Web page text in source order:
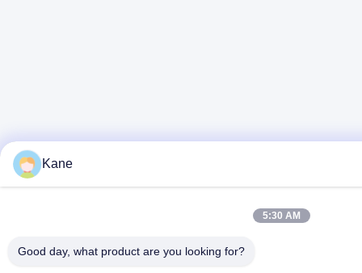
Kane
5:30 AM
Good day, what product are you looking for?